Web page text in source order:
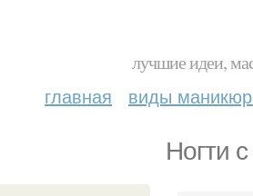
лучшие идеи,
главная виды
Ногти